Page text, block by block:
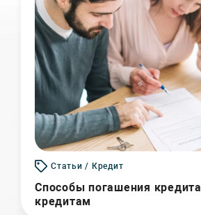
Статьи / Кредит
Способы погашения
кредитам